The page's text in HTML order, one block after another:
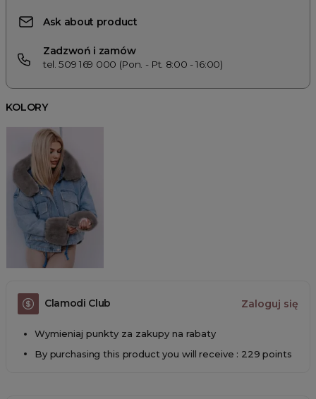
Ask about product
Zadzwoń i zamów
tel. 509 169 000 (Pon. - Pt. 8:00 - 16:00)
KOLORY
Clamodi Club Zaloguj się
Wymieniaj punkty za zakupy na rabaty
By purchasing this product you will receive : 229 points